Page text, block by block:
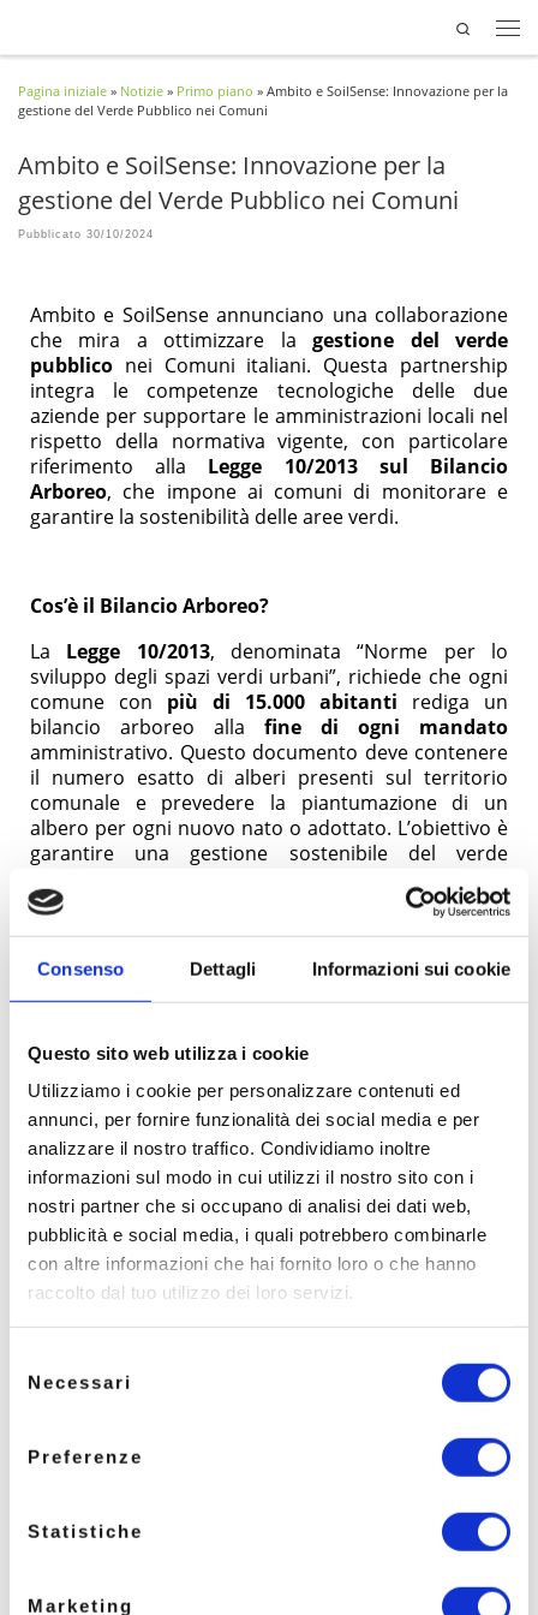
Consenso Dettagli Informazioni sui cookie
Questo sito web utilizza i cookie
Utilizziamo i cookie per personalizzare contenuti ed
annunci, per fornire funzionalità dei social media e per
analizzare il nostro traffico. Condividiamo inoltre
informazioni sul modo in cui utilizzi il nostro sito con i
nostri partner che si occupano di analisi dei dati web,
pubblicità e social media, i quali potrebbero combinarle
con altre informazioni che hai fornito loro o che hanno
raccolto dal tuo utilizzo dei loro servizi.
delNecessari
Preferenze
Statistiche
Marketing
Search
Pagina iniziale » Notizie » Primo piano » Ambito e SoilSense: Innovazione per la
gestione del Verde Pubblico nei Comuni
Ambito e SoilSense: Innovazione per la
gestione del Verde Pubblico nei Comuni
Pubblicato 30/10/2024
Ambito e SoilSenseannunciano una collaborazione
che mira a ottimizzare lagestione del verde
pubblico nei Comuni italiani. Questa partnership
integra le competenze tecnologiche delle due
aziende per supportare le amministrazioni locali nel
rispetto della normativa vigente, con particolare
riferimento alla Legge 10/2013 sul Bilancio
Arboreo, che impone ai comuni di monitorare e
garantire la sostenibilità delle aree verdi.
Cos’è il Bilancio Arboreo?
La Legge 10/2013, denominata “Norme per lo
sviluppo degli spazi verdi urbani”, richiede che ogni
comune con più di 15.000 abitanti rediga un
bilancio arboreo alla fine di ogni mandato
amministrativo. Questo documento deve contenere
il numero esatto di alberi presenti sul territorio
comunale e prevedere la piantumazione di un
albero per ogni nuovo nato o adottato. L’obiettivo è
garantire una gestione sostenibile del verde
La Soluzione integrata di Ambito e SoilSense
Ambito, con il suo consolidatoWebSIT, Sistema
alla gestione del verde pubblico che permette ai
comuni di mappare digitalmente le aree verdi,
monitorare gli interventi di manutenzione e
assicurare la conformità normativa. Questo modulo
consente di monitorare lo stato di salute di ogni
albero e di pianificare gli interventi necessari.
L’integrazione con isensori avanzatidi SoilSense
rappresenta un valore aggiunto: questi sensori,
posizionati nelle aree verdi urbane, rilevano
d’acqua per le piante. inviando dati a WebSIT.
Queste informazioni sono integrate direttamente
nel sistema WebSIT, permettendo ai responsabili del
verde pubblico di prendere decisioni basate su dati
reali e di attuare piani di manutenzione mirati.